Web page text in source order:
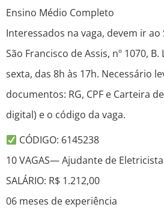
Ensino Médio Completo
Interessados na vaga, devem ir ao
São Francisco de Assis, nº 1070,
sexta, das 8h às 17h. Necessário
documentos: RG, CPF e Carteira
digital) e o código da vaga.
CÓDIGO: 6145238
10 VAGAS— Ajudante de Eletricista
SALÁRIO: R$ 1.212,00
06 meses de experiência